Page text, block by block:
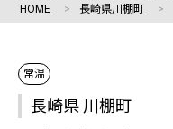
HOME
長崎県川棚町
常温
長崎県 川棚町